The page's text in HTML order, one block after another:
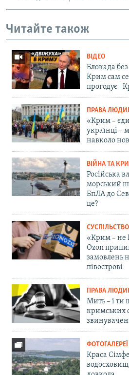
Читайте також
ВІДЕО
Блокада без
Крим сам
прогодує |
ПРАВА
«Крим –
українці –
навколо
ВІЙНА ТА
Російська
морський
БпЛА до
це?
СУСПІЛЬСТВО
«Крим – не
Ozon
замовлень
півострові
ПРАВА
Мить – і ти
кримських
ФОТОГАЛЕРЕЇ
Краса